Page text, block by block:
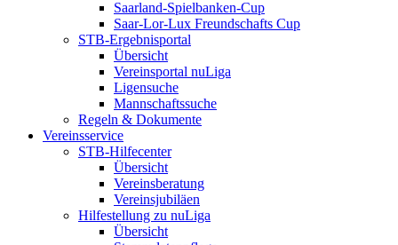
Saarland-Spielbanken-Cup
Saar-Lor-Lux Freundschafts Cup
STB-Ergebnisportal
Übersicht
Vereinsportal nuLiga
Ligensuche
Mannschaftssuche
Regeln & Dokumente
Vereinsservice
STB-Hilfecenter
Übersicht
Vereinsberatung
Vereinsjubiläen
Hilfestellung zu nuLiga
Übersicht